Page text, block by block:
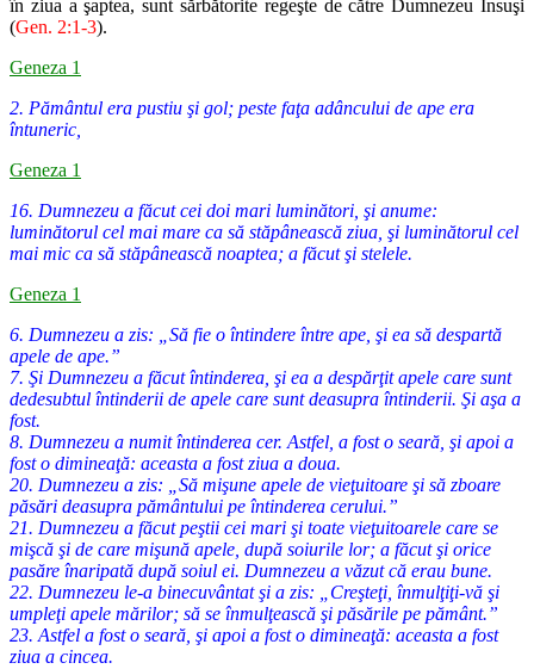
în ziua a şaptea, sunt sărbătorite regeşte de către Dumnezeu Însuşi
(Gen. 2:1-3).
Geneza 1
2. Pământul era pustiu şi gol; peste faţa adâncului de ape era
întuneric,
Geneza 1
16. Dumnezeu a făcut cei doi mari luminători, şi anume:
luminătorul cel mai mare ca să stăpânească ziua, şi luminătorul cel
mai mic ca să stăpânească noaptea; a făcut şi stelele.
Geneza 1
6. Dumnezeu a zis: „Să fie o întindere între ape, şi ea să despartă
apele de ape.”
7. Şi Dumnezeu a făcut întinderea, şi ea a despărţit apele care sunt
dedesubtul întinderii de apele care sunt deasupra întinderii. Şi aşa a
fost.
8. Dumnezeu a numit întinderea cer. Astfel, a fost o seară, şi apoi a
fost o dimineaţă: aceasta a fost ziua a doua.
20. Dumnezeu a zis: „Să mişune apele de vieţuitoare şi să zboare
păsări deasupra pământului pe întinderea cerului.”
21. Dumnezeu a făcut peştii cei mari şi toate vieţuitoarele care se
mişcă şi de care mişună apele, după soiurile lor; a făcut şi orice
pasăre înaripată după soiul ei. Dumnezeu a văzut că erau bune.
22. Dumnezeu le-a binecuvântat şi a zis: „Creşteţi, înmulţiţi-vă şi
umpleţi apele mărilor; să se înmulţească şi păsările pe pământ.”
23. Astfel a fost o seară, şi apoi a fost o dimineaţă: aceasta a fost
ziua a cincea.